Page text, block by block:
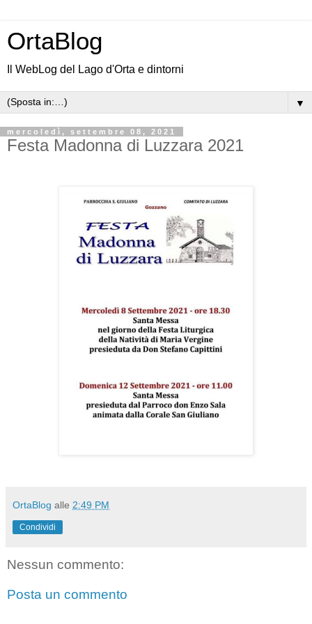
OrtaBlog
Il WebLog del Lago d'Orta e dintorni
▼
mercoledì, settembre 08, 2021
Festa Madonna di Luzzara 2021
OrtaBlog alle 2:49 PM
Condividi
Nessun commento:
Posta un commento